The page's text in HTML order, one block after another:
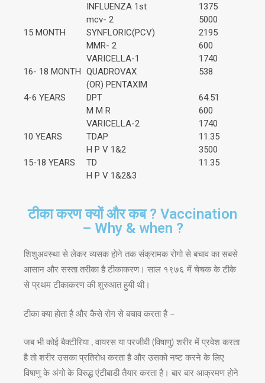
INFLUENZA 1st
1375
mcv- 2
5000
15 MONTH
SYNFLORIC(PCV)
2195
MMR- 2
600
VARICELLA-1
1740
16- 18 MONTH QUADROVAX
538
(OR) PENTAXIM
4-6 YEARS
DPT
64.51
M M R
600
VARICELLA-2
1740
10 YEARS
TDAP
11.35
H P V 1&2
3500
15-18 YEARS
TD
11.35
H P V 1&2&3
टीका करण क्यों और कब ? Vaccination
– Why & when ?
शिशुअवस्था से लेकर व्यसक होने तक संक्रामक रोगो से बचाव का सबसे
आसान और सस्ता तरीका है टीकाकरण। साल १९७६ में चेचक के टीके
से प्रथम टीकाकरण की शुरुआत हुयी थी।
टीका क्या होता है और कैसे रोग से बचाव करता है –
जब भी कोई बैक्टीरिया , वायरस या परजीवी (विषाणु) शरीर में प्रवेश करता
है तो शरीर उसका प्रतिरोध करता है और उसको नष्ट करने के लिए
विषाणु के अंगो के विरुद्ध एंटीबाडी तैयार करता है। बार बार आक्रमण होने